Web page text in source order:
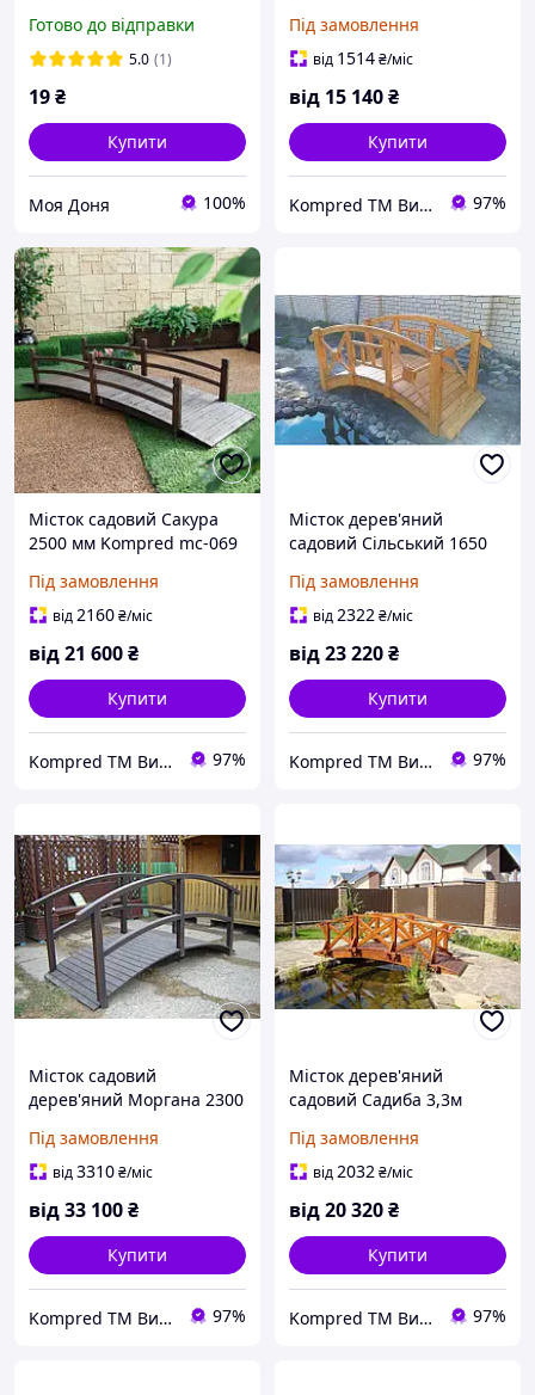
Готово до відправки
5.0 (1)
19₴
Купити
Моя Доня 100%
Під замовлення
від 1514₴/міс
від 15 140₴
Купити
Kompred TM Виробниче підприємство 97%
Місток садовий Сакура
2500 мм Kompred mc-069
Під замовлення
від2160₴/міс
від21 600₴
Купити
Kompred TM Виробниче підприємство 97%
Місток дерев'яний
садовий Сільський 1650
Під замовлення
від2322₴/міс
від23 220₴
Купити
Kompred TM Виробниче підприємство 97%
Місток садовий
дерев'яний Моргана 2300
Під замовлення
від3310₴/міс
від33 100₴
Купити
Kompred TM Виробниче підприємство 97%
Місток дерев'яний
садовий Садиба 3,3м
Під замовлення
від2032₴/міс
від20 320₴
Купити
Kompred TM Виробниче підприємство 97%